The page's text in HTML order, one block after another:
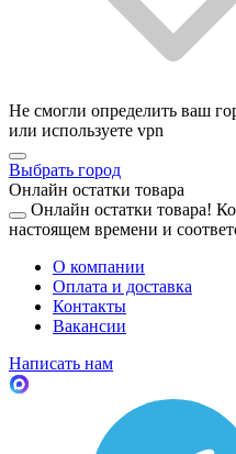
Не смогли определить ваш
или используете vpn
Выбрать город
Онлайн остатки товара
Онлайн остатки товара!
настоящем времени и
О компании
Оплата и доставка
Контакты
Вакансии
Написать нам